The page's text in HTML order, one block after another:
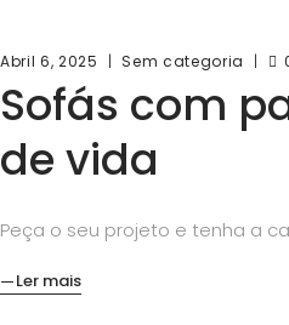
Abril 6, 2025 Sem categoria
Sofás com
de vida
Peça o seu projeto e tenha a
Ler mais